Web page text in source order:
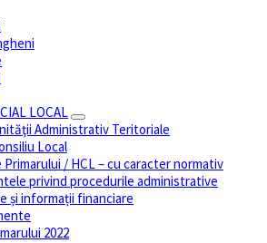
LOCAL
Administrativ Teritoriale
Local
Primarului / HCL – cu caracter normativ
privind procedurile administrative
și informații financiare
2022